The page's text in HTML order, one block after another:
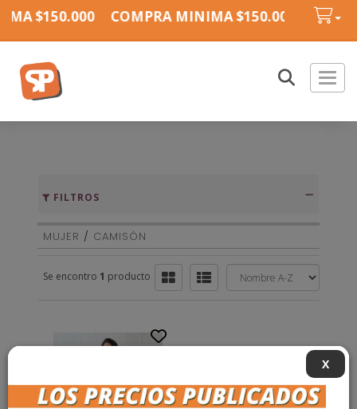
$150.000 COMPRA MINIMA $150.000
FILTROS
MUJER / CAMISÓN
Se encontro 1 producto
X